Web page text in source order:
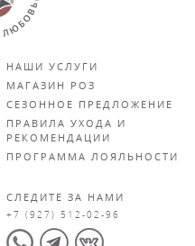
НАШИ УСЛУГИ
МАГАЗИН РОЗ
СЕЗОННОЕ ПРЕДЛОЖЕНИЕ
ПРАВИЛА УХОДА И
РЕКОМЕНДАЦИИ
ПРОГРАММА ЛОЯЛЬНОСТИ
СЛЕДИТЕ ЗА НАМИ
+7 (927) 512-02-96